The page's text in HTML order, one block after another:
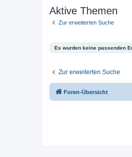
Aktive Themen
Zur erweiterten Suche
Es wurden keine passenden
Zur erweiterten Suche
Foren-Übersicht